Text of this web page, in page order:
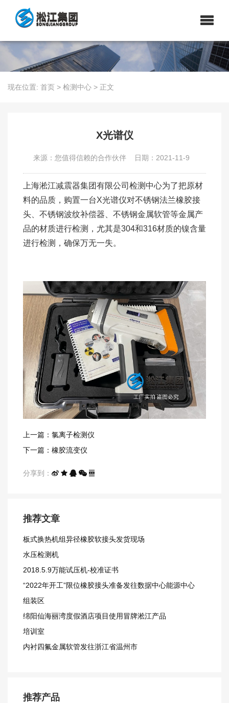
现在位置: 首页 > 检测中心 > 正文
X光谱仪
来源：您值得信赖的合作伙伴 日期：2021-11-9
上海淞江减震器集团有限公司检测中心为了把原材
料的品质，购置一台X光谱仪对不锈钢法兰橡胶接
头、不锈钢波纹补偿器、不锈钢金属软管等金属产
品的材质进行检测，尤其是304和316材质的镍含量
进行检测，确保万无一失。
上一篇：氯离子检测仪
下一篇：橡胶流变仪
分享到：
推荐文章
板式换热机组异径橡胶软接头发货现场
水压检测机
2018.5.9万能试压机-校准证书
“2022年开工”限位橡胶接头准备发往数据中心能源中心
组装区
绵阳仙海丽湾度假酒店项目使用冒牌淞江产品
培训室
内衬四氟金属软管发往浙江省温州市
推荐产品